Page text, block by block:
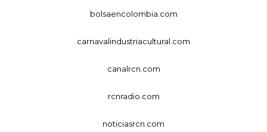
bolsaencolombia.com
carnavalindustriacultural.com
canalrcn.com
rcnradio.com
noticiasrcn.com